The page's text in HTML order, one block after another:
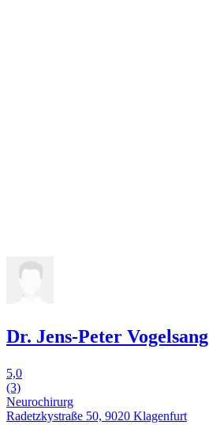
Dr. Jens-Peter Vogelsang
5,0
(3)
Neurochirurg
Radetzkystraße 50, 9020 Klagenfurt